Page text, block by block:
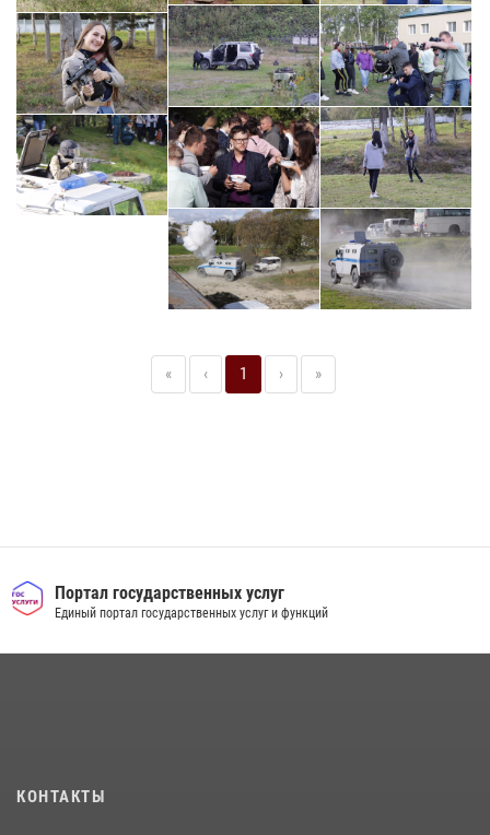
« ‹ 1 › »
Портал государственных услуг
Единый портал государственных услуг и функций
КОНТАКТЫ